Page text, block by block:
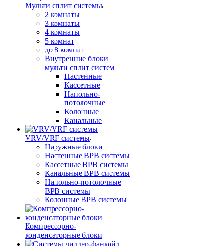
Мульти сплит системы
2 комнаты
3 комнаты
4 комнаты
5 комнат
до 8 комнат
Внутренние блоки
мульти сплит систем
Настенные
Кассетные
Напольно-
потолочные
Колонные
Канальные
VRV/VRF системы
Наружные блоки
Настенные ВРВ системы
Кассетные ВРВ системы
Канальные ВРВ системы
Напольно-потолочные
ВРВ системы
Колонные ВРВ системы
Компрессорно-
конденсаторные блоки